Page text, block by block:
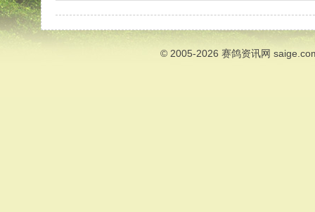
© 2005-2026 赛鸽资讯网